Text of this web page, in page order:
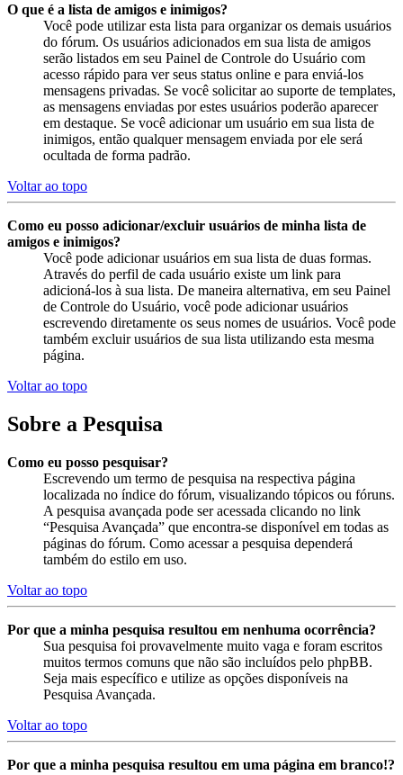
O que é a lista de amigos e inimigos?
Você pode utilizar esta lista para organizar os demais usuários
do fórum. Os usuários adicionados em sua lista de amigos
serão listados em seu Painel de Controle do Usuário com
acesso rápido para ver seus status online e para enviá-los
mensagens privadas. Se você solicitar ao suporte de templates,
as mensagens enviadas por estes usuários poderão aparecer
em destaque. Se você adicionar um usuário em sua lista de
inimigos, então qualquer mensagem enviada por ele será
ocultada de forma padrão.
Voltar ao topo
Como eu posso adicionar/excluir usuários de minha lista de
amigos e inimigos?
Você pode adicionar usuários em sua lista de duas formas.
Através do perfil de cada usuário existe um link para
adicioná-los à sua lista. De maneira alternativa, em seu Painel
de Controle do Usuário, você pode adicionar usuários
escrevendo diretamente os seus nomes de usuários. Você pode
também excluir usuários de sua lista utilizando esta mesma
página.
Voltar ao topo
Sobre a Pesquisa
Como eu posso pesquisar?
Escrevendo um termo de pesquisa na respectiva página
localizada no índice do fórum, visualizando tópicos ou fóruns.
A pesquisa avançada pode ser acessada clicando no link
“Pesquisa Avançada” que encontra-se disponível em todas as
páginas do fórum. Como acessar a pesquisa dependerá
também do estilo em uso.
Voltar ao topo
Por que a minha pesquisa resultou em nenhuma ocorrência?
Sua pesquisa foi provavelmente muito vaga e foram escritos
muitos termos comuns que não são incluídos pelo phpBB.
Seja mais específico e utilize as opções disponíveis na
Pesquisa Avançada.
Voltar ao topo
Por que a minha pesquisa resultou em uma página em branco!?